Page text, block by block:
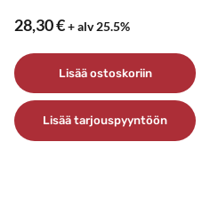
28,30€+ alv 25.5%
Lisää ostoskoriin
Lisää tarjouspyyntöön